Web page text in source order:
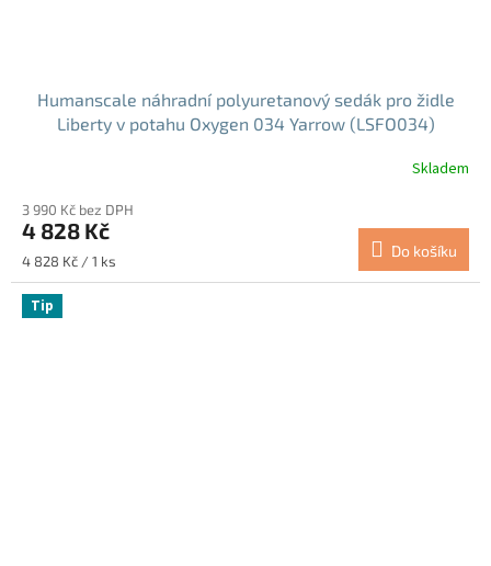
Humanscale náhradní polyuretanový sedák pro židle
Liberty v potahu Oxygen 034 Yarrow (LSFO034)
Skladem
3 990 Kč bez DPH
4 828 Kč
Měrná
cena:
4 828 Kč / 1 ks
Do košíku
Tip